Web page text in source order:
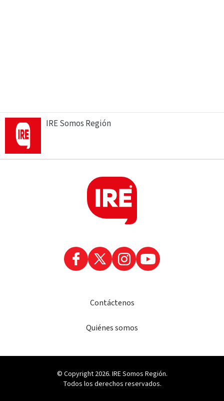
IRE Somos Región
Contáctenos
Quiénes somos
© Copyright 2026. IRE Somos Región.
Todos los derechos reservados.